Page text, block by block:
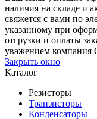
наличия на складе и
свяжется с вами по
указанному при
отгрузки и оплаты
уважением
Закрыть окно
Каталог
Резисторы
Транзисторы
Конденсаторы